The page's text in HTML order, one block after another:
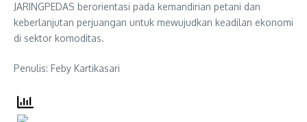
JARINGPEDAS berorientasi pada kemandirian petani dan
keberlanjutan perjuangan untuk mewujudkan keadilan ekonomi
di sektor komoditas.
Penulis: Feby Kartikasari